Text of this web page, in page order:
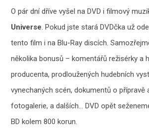
O pár dní dříve vyšel na DVD i filmový
Universe. Pokud jste stará DVDčka už
tento film i na Blu-Ray discích.
několika bonusů – komentářů režisérky a
producenta, prodloužených hudebních
vynechaných scén, dokumentů o přípravě
fotogalerie, a dalších… DVD opět
BD kolem 800 korun.